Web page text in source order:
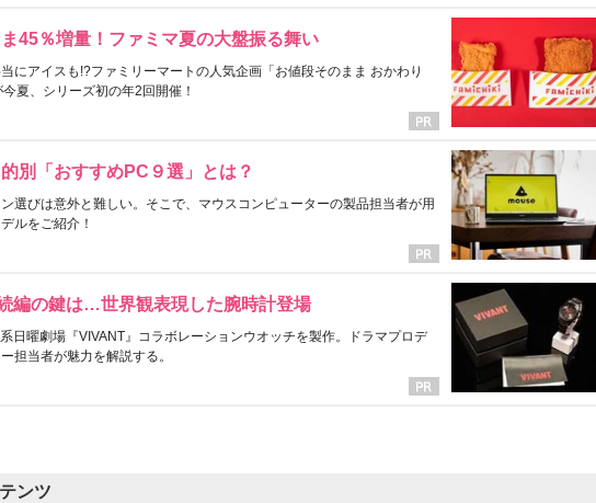
45％増量！ファミマ夏の大盤振る舞い
にアイスも!?ファミリーマートの人気企画「お値段そのまま おかわり
夏、シリーズ初の年2回開催！
別「おすすめPC９選」とは？
選びは意外と難しい。そこで、マウスコンピューターの製品担当者が用
ルをご紹介！
編の鍵は…世界観表現した腕時計登場
日曜劇場『VIVANT』コラボレーションウオッチを製作。ドラマプロデ
担当者が魅力を解説する。
ンツ